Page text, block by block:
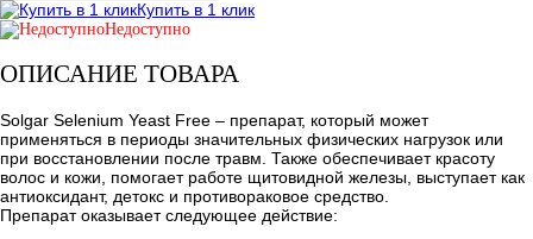
Купить в 1 клик
Недоступно
ОПИСАНИЕ ТОВАРА
Solgar Selenium Yeast Free – препарат, который может
применяться в периоды значительных физических нагрузок или
при восстановлении после травм. Также обеспечивает красоту
волос и кожи, помогает работе щитовидной железы, выступает как
антиоксидант, детокс и противораковое средство.
Препарат оказывает следующее действие: